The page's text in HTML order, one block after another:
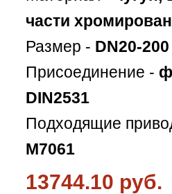
части
Размер - DN20-200
Присоединение -
DIN2531
Подходящие
M7061
13744.10 руб.